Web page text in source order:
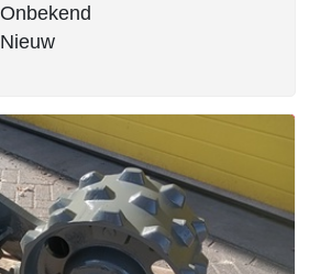
Onbekend
Nieuw